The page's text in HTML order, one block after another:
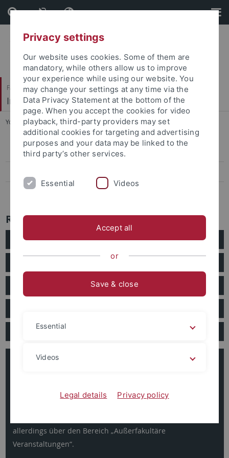
Skip
to
content
Skip
to
footer
Faculty of Humanities
Institute of Rhetoric
You are here: Home ... Rund ums Studium
Rund ums Studium
FAQ zum Master
Rund ums Studium
Bewerbung und Zulassung
Auslandsstudium
Hinweis zu Lehrveranstaltungen
alle Kurse des Studio Literatur und Theater als
allerdings über den Bereich „Außerfakultäre
Veranstaltungen“.
Privacy settings
Our website uses cookies. Some of them are
mandatory, while others allow us to improve
your experience while using our website. You
may change your settings at any time via the
Data Privacy Statement at the bottom of the
page. When you accept the cookies for video
playback, third-party providers may set
additional cookies for targeting and advertising
purposes and your data may be linked to the
third party’s other services.
Essential Videos
Accept all
or
Save & close
Essential
Videos
Legal details Privacy policy